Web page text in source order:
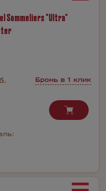
Sommeliers "Ultra"
Бронь в 1 клик